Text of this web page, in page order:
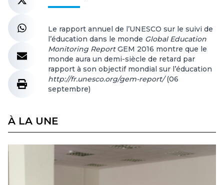
Le rapport annuel de l’UNESCO sur le suivi de
l’éducation dans le monde Global Education
Monitoring ReportGEM 2016 montre que le
monde aura un demi-siècle de retard par
rapport à son objectif mondial sur l’éducation
http://fr.unesco.org/gem-report/(06
septembre)
À LA UNE